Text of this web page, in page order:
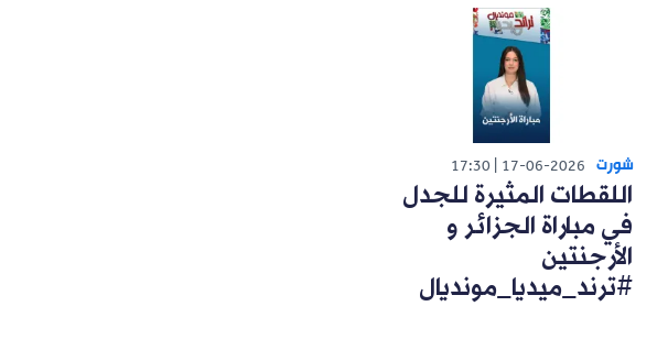
شورت 17-06-2026
17:30
اللقطات المثيرة للجدل
في مباراة الجزائر و
الأرجنتين
#ترند_ميديا_مونديال